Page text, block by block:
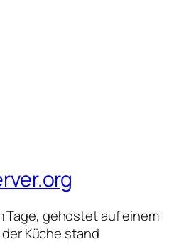
Tage, gehostet auf einem
Küche stand